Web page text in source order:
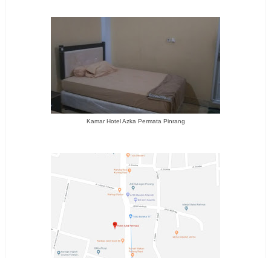
Kamar Hotel Azka Permata Pinrang